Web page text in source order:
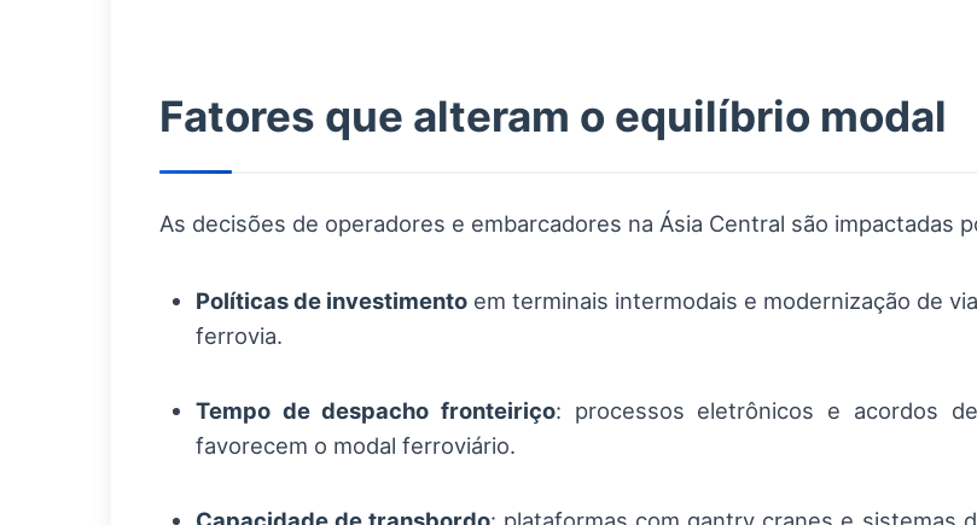
Fatores que alteram o equilíbrio modal
As decisões de operadores e embarcadores na Ásia Central são impactadas
Políticas de investimento em terminais intermodais e modernização de
ferrovia.
Tempo de despacho fronteiriço: processos eletrônicos e acordos
favorecem o modal ferroviário.